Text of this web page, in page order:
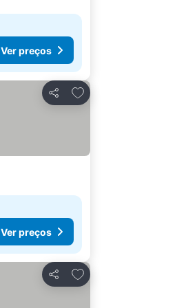
Ver preços
Partilhar
Adicionar aos favoritos
Ver preços
Partilhar
Adicionar aos favoritos